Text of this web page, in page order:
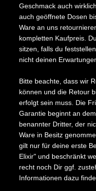
Geschmack auch
auch geöffnete Dosen
Ware an uns
kompletten Kaufpreis.
sitzen, falls du
nicht deinen
Bitte beachte, dass wir
können und die Retour
erfolgt sein muss. Die
Garantie beginnt an
benannter Dritter, der
Ware in Besitz
gilt nur für deine erste
Elixir" und beschränkt
recht noch Dir ggf.
Informationen dazu